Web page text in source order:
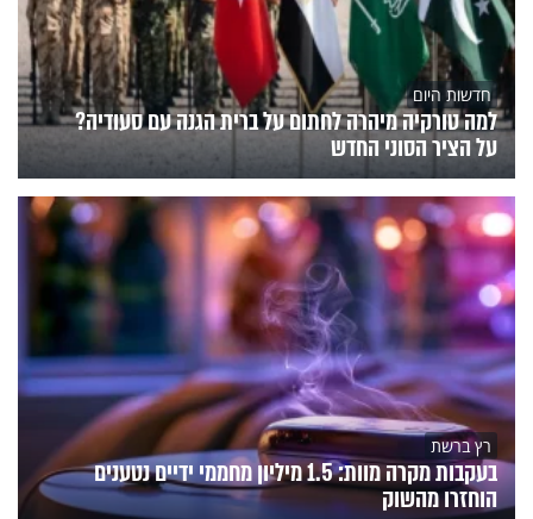
חדשות היום
למה טורקיה מיהרה לחתום על ברית הגנה עם סעודיה?
על הציר הסוני החדש
רץ ברשת
בעקבות מקרה מוות: 1.5 מיליון מחממי ידיים נטענים
הוחזרו מהשוק